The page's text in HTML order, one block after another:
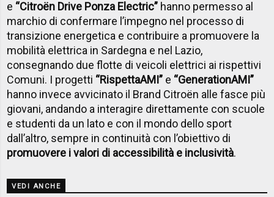
e “Citroën Drive Ponza Electric” hanno permesso al
marchio di confermare l’impegno nel processo di
transizione energetica e contribuire a promuovere la
mobilità elettrica in Sardegna e nel Lazio,
consegnando due flotte di veicoli elettrici ai rispettivi
Comuni. I progetti “RispettaAMI” e “GenerationAMI”
hanno invece avvicinato il Brand Citroën alle fasce più
giovani, andando a interagire direttamente con scuole
e studenti da un lato e con il mondo dello sport
dall’altro, sempre in continuità con l’obiettivo di
promuovere i valori di accessibilità e inclusività.
VEDI ANCHE